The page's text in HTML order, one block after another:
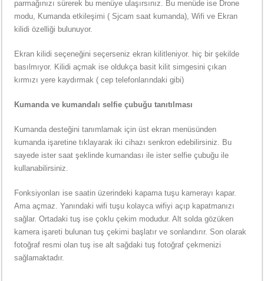
parmağınızı sürerek bu menüye ulaşırsınız. Bu menüde ise Drone
modu, Kumanda etkileşimi ( Sjcam saat kumanda), Wifi ve Ekran
kilidi özelliği bulunuyor.
Ekran kilidi seçeneğini seçerseniz ekran kilitleniyor. hiç bir şekilde
basılmıyor. Kilidi açmak ise oldukça basit kilit simgesini çıkan
kırmızı yere kaydırmak ( cep telefonlarındaki gibi)
Kumanda ve kumandalı selfie çubuğu tanıtılması
Kumanda desteğini tanımlamak için üst ekran menüsünden
kumanda işaretine tıklayarak iki cihazı senkron edebilirsiniz. Bu
sayede ister saat şeklinde kumandası ile ister selfie çubuğu ile
kullanabilirsiniz.
Fonksiyonları ise saatin üzerindeki kapama tuşu kamerayı kapar.
Ama açmaz. Yanındaki wifi tuşu kolayca wifiyi açıp kapatmanızı
sağlar. Ortadaki tuş ise çoklu çekim modudur. Alt solda gözüken
kamera işareti bulunan tuş çekimi başlatır ve sonlandırır. Son olarak
fotoğraf resmi olan tuş ise alt sağdaki tuş fotoğraf çekmenizi
sağlamaktadır.